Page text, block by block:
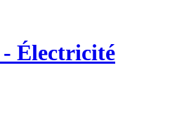
Électricité